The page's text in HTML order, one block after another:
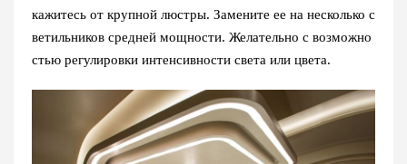
кажитесь от крупной люстры. Замените ее на несколько с
ветильников средней мощности. Желательно с возможно
стью регулировки интенсивности света или цвета.